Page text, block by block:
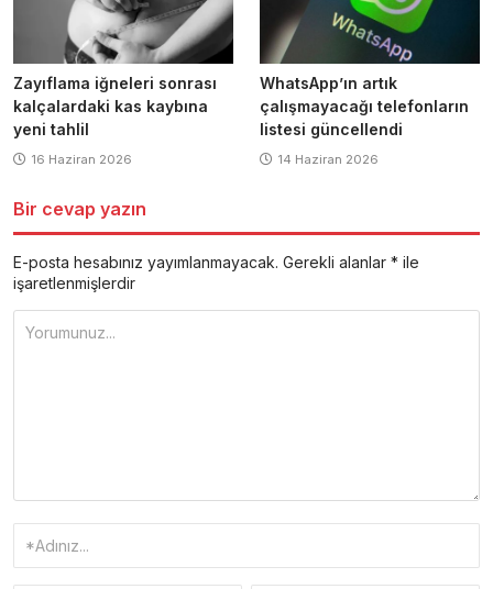
Zayıflama iğneleri sonrası
kalçalardaki kas kaybına
yeni tahlil
16 Haziran 2026
WhatsApp’ın artık
çalışmayacağı telefonların
listesi güncellendi
14 Haziran 2026
Bir cevap yazın
E-posta hesabınız yayımlanmayacak. Gerekli alanlar * ile
işaretlenmişlerdir